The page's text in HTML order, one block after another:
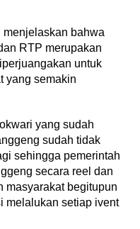
menjelaskan bahwa
RTP merupakan
untuk
yang semakin
yang sudah
sudah tidak
sehingga pemerintah
secara reel dan
masyarakat begitupun
melalukan setiap ivent